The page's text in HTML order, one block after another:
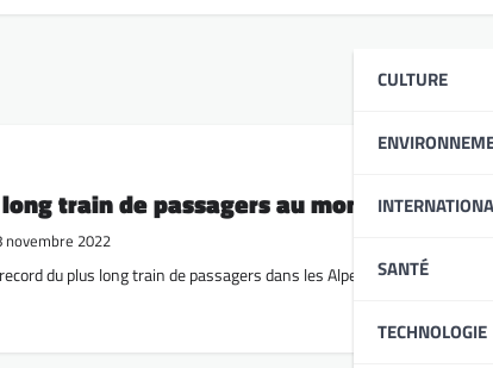
CULTURE
SANTÉ
TECHNOLOGIE
train de passagers au monde
novembre 2022
du plus long train de passagers dans les Alpes, avec le concours